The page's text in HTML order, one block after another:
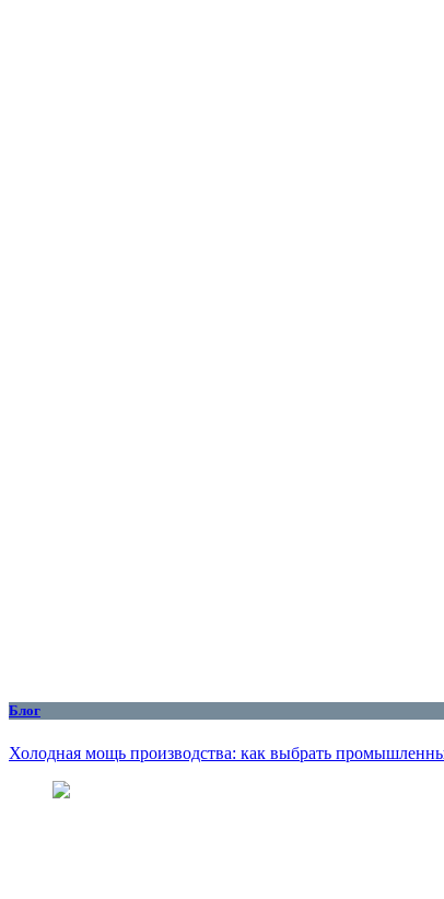
Блог
Холодная мощь производства: как выбрать